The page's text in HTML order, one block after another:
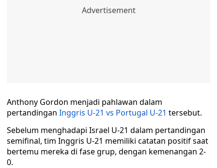
Anthony Gordon menjadi pahlawan dalam
pertandingan Inggris U-21 vs Portugal U-21 tersebut.
Sebelum menghadapi Israel U-21 dalam pertandingan
semifinal, tim Inggris U-21 memiliki catatan positif saat
bertemu mereka di fase grup, dengan kemenangan 2-
0.